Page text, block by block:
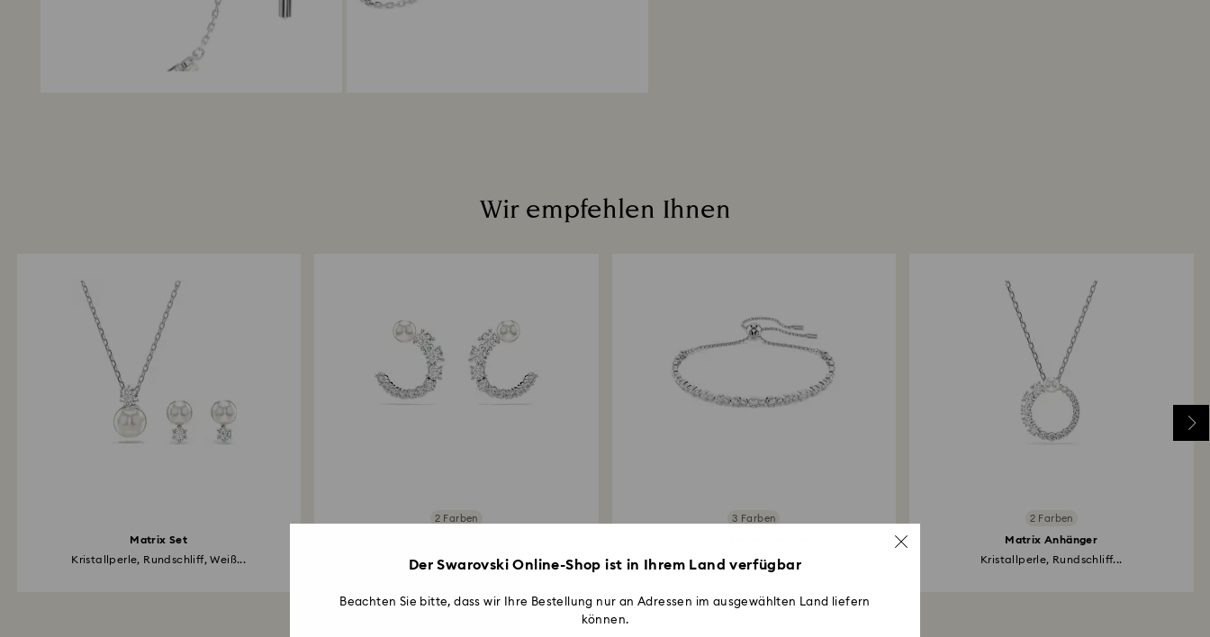
Wir empfehlen Ihnen
Matrix Set
Kristallperle, Rundschliff, Weiß...
2 Farben
Kristallperle, Rundschliff...
3 Farben
Gemischte Rundschliffe...
2 Farben
Matrix Anhänger
Kristallperle, Rundschliff...
Der Swarovski Online-Shop ist in Ihrem Land verfügbar
Beachten Sie bitte, dass wir Ihre Bestellung nur an Adressen im ausgewählten Land liefern
können.